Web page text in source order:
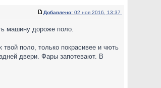
Добавлено: 02 ноя 2016, 13:37
машину дороже поло.
поло, только покрасивее и чють
двери. Фары запотевают. В